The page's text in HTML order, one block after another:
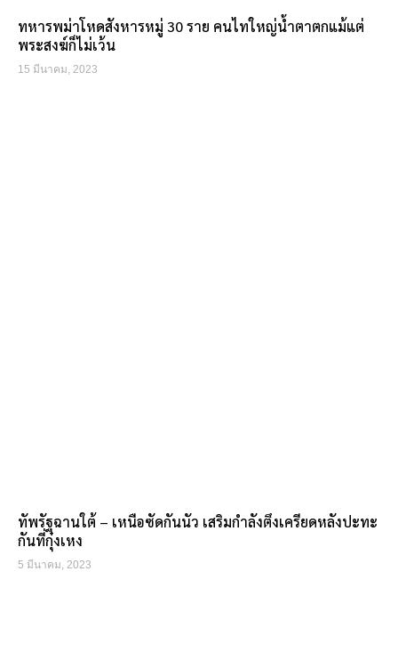
ทหารพม่าโหดสังหารหมู่ 30 ราย คนไทใหญ่น้ำตาตกแม้แต่
พระสงฆ์ก็ไม่เว้น
15 มีนาคม, 2023
ทัพรัฐฉานใต้ – เหนือซัดกันนัว เสริมกำลังตึงเครียดหลังปะทะ
กันที่กุ๋งเหง
5 มีนาคม, 2023